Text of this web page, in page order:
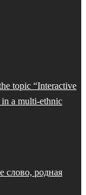
topic “Interactive
a multi-ethnic
слово, родная